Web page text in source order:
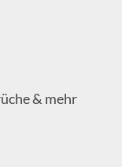
& mehr